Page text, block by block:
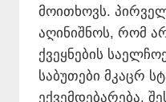
მოითხოვს.
აღინიშნოს, რომ
ქვეყნების
საბუთები მკაცრ
ექვემდებარება.